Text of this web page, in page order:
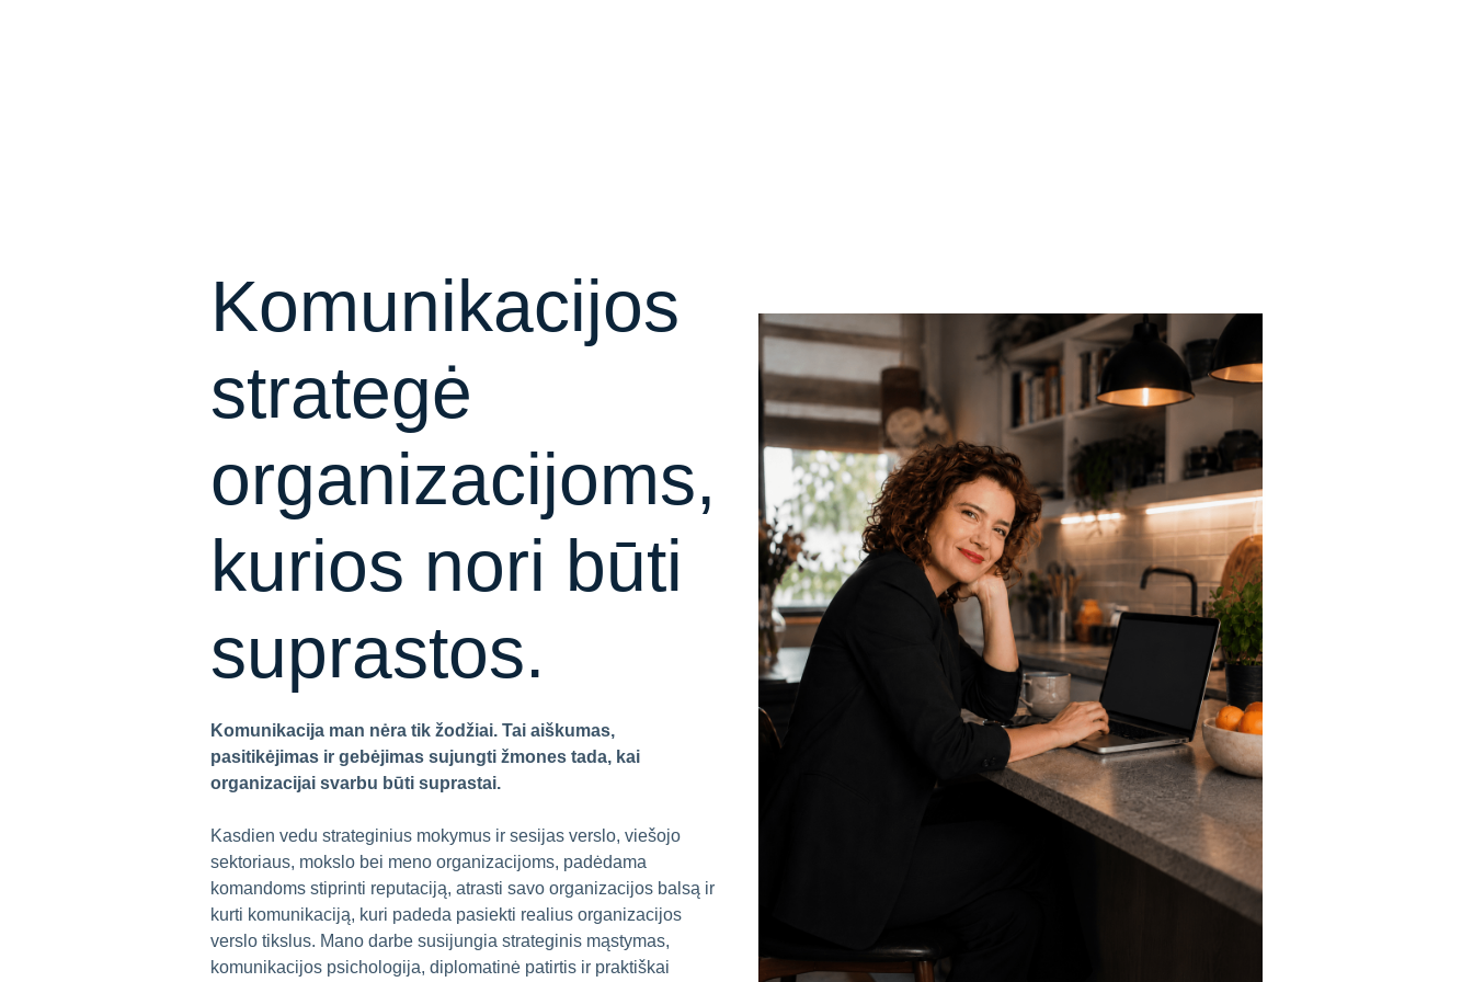
Komunikacijos
strategė
organizacijoms,
kurios nori būti
suprastos.
Komunikacija man nėra tik žodžiai. Tai aiškumas,
pasitikėjimas ir gebėjimas sujungti žmones tada, kai
organizacijai svarbu būti suprastai.
Kasdien vedu strateginius mokymus ir sesijas verslo, viešojo
sektoriaus, mokslo bei meno organizacijoms, padėdama
komandoms stiprinti reputaciją, atrasti savo organizacijos balsą ir
kurti komunikaciją, kuri padeda pasiekti realius organizacijos
verslo tikslus. Mano darbe susijungia strateginis mąstymas,
komunikacijos psichologija, diplomatinė patirtis ir praktiškai